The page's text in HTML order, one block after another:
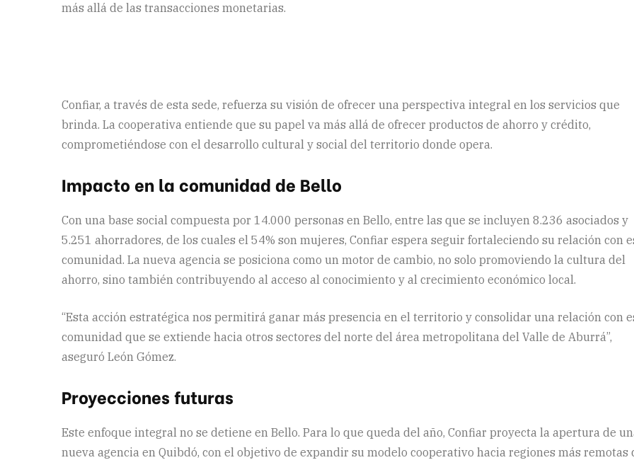
más allá de las transacciones monetarias.
Confiar, a través de esta sede, refuerza su visión de ofrecer una perspectiva integral en los servicios que
brinda. La cooperativa entiende que su papel va más allá de ofrecer productos de ahorro y crédito,
comprometiéndose con el desarrollo cultural y social del territorio donde opera.
Impacto en la comunidad de Bello
Con una base social compuesta por 14.000 personas en Bello, entre las que se incluyen 8.236 asociados y
5.251 ahorradores, de los cuales el 54% son mujeres, Confiar espera seguir fortaleciendo su relación con
comunidad. La nueva agencia se posiciona como un motor de cambio, no solo promoviendo la cultura del
ahorro, sino también contribuyendo al acceso al conocimiento y al crecimiento económico local.
“Esta acción estratégica nos permitirá ganar más presencia en el territorio y consolidar una relación con
comunidad que se extiende hacia otros sectores del norte del área metropolitana del Valle de Aburrá”,
aseguró León Gómez.
Proyecciones futuras
Este enfoque integral no se detiene en Bello. Para lo que queda del año, Confiar proyecta la apertura de
nueva agencia en Quibdó, con el objetivo de expandir su modelo cooperativo hacia regiones más remotas